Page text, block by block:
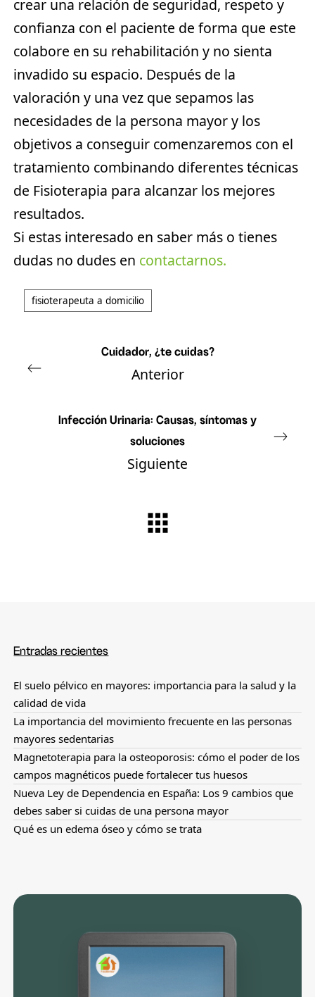
crear una relación de seguridad, respeto y
confianza con el paciente de forma que este
colabore en su rehabilitación y no sienta
invadido su espacio. Después de la
valoración y una vez que sepamos las
necesidades de la persona mayor y los
objetivos a conseguir comenzaremos con el
tratamiento combinando diferentes técnicas
de Fisioterapia para alcanzar los mejores
resultados.
Si estas interesado en saber más o tienes
dudas no dudes en contactarnos.
fisioterapeuta a domicilio
Cuidador, ¿te cuidas?
Anterior
Infección Urinaria: Causas, síntomas y
soluciones
Siguiente
Entradas recientes
El suelo pélvico en mayores: importancia para la salud y la
calidad de vida
La importancia del movimiento frecuente en las personas
mayores sedentarias
Magnetoterapia para la osteoporosis: cómo el poder de los
campos magnéticos puede fortalecer tus huesos
Nueva Ley de Dependencia en España: Los 9 cambios que
debes saber si cuidas de una persona mayor
Qué es un edema óseo y cómo se trata